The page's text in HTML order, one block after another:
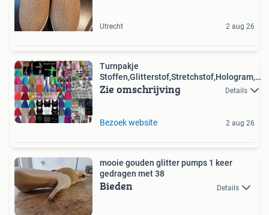
Utrecht 2 aug 26
Turnpakje
Stoffen,Glitterstof,Stretchstof,Hologram,4-
Way,
Zie omschrijving Details
Bezoek website 2 aug 26
mooie gouden glitter pumps 1 keer
gedragen met 38
Bieden Details